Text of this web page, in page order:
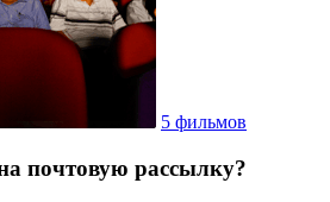
5 фильмов
почтовую рассылку?